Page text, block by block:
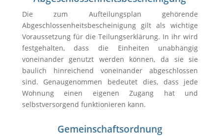
Die zum Aufteilungsplan gehörende
Abgeschlossenheitsbescheinigung gilt als wichtige
Voraussetzung für die Teilungserklärung. In ihr wird
festgehalten, dass die Einheiten unabhängig
voneinander genutzt werden können, da sie sie
baulich hinreichend voneinander abgeschlossen
sind. Genaugenommen bedeutet dies, dass jede
Wohnung einen eigenen Zugang hat und
selbstversorgend funktionieren kann.
Gemeinschaftsordnung